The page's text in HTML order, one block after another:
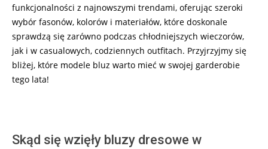
funkcjonalności z najnowszymi trendami, oferując szeroki
wybór fasonów, kolorów i materiałów, które doskonale
sprawdzą się zarówno podczas chłodniejszych wieczorów,
jak i w casualowych, codziennych outfitach. Przyjrzyjmy się
bliżej, które modele bluz warto mieć w swojej garderobie
tego lata!
Skąd się wzięły bluzy dresowe w